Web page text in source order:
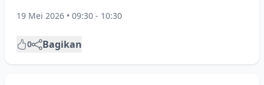
19 Mei 2026 • 09:30 - 10:30
0 Bagikan